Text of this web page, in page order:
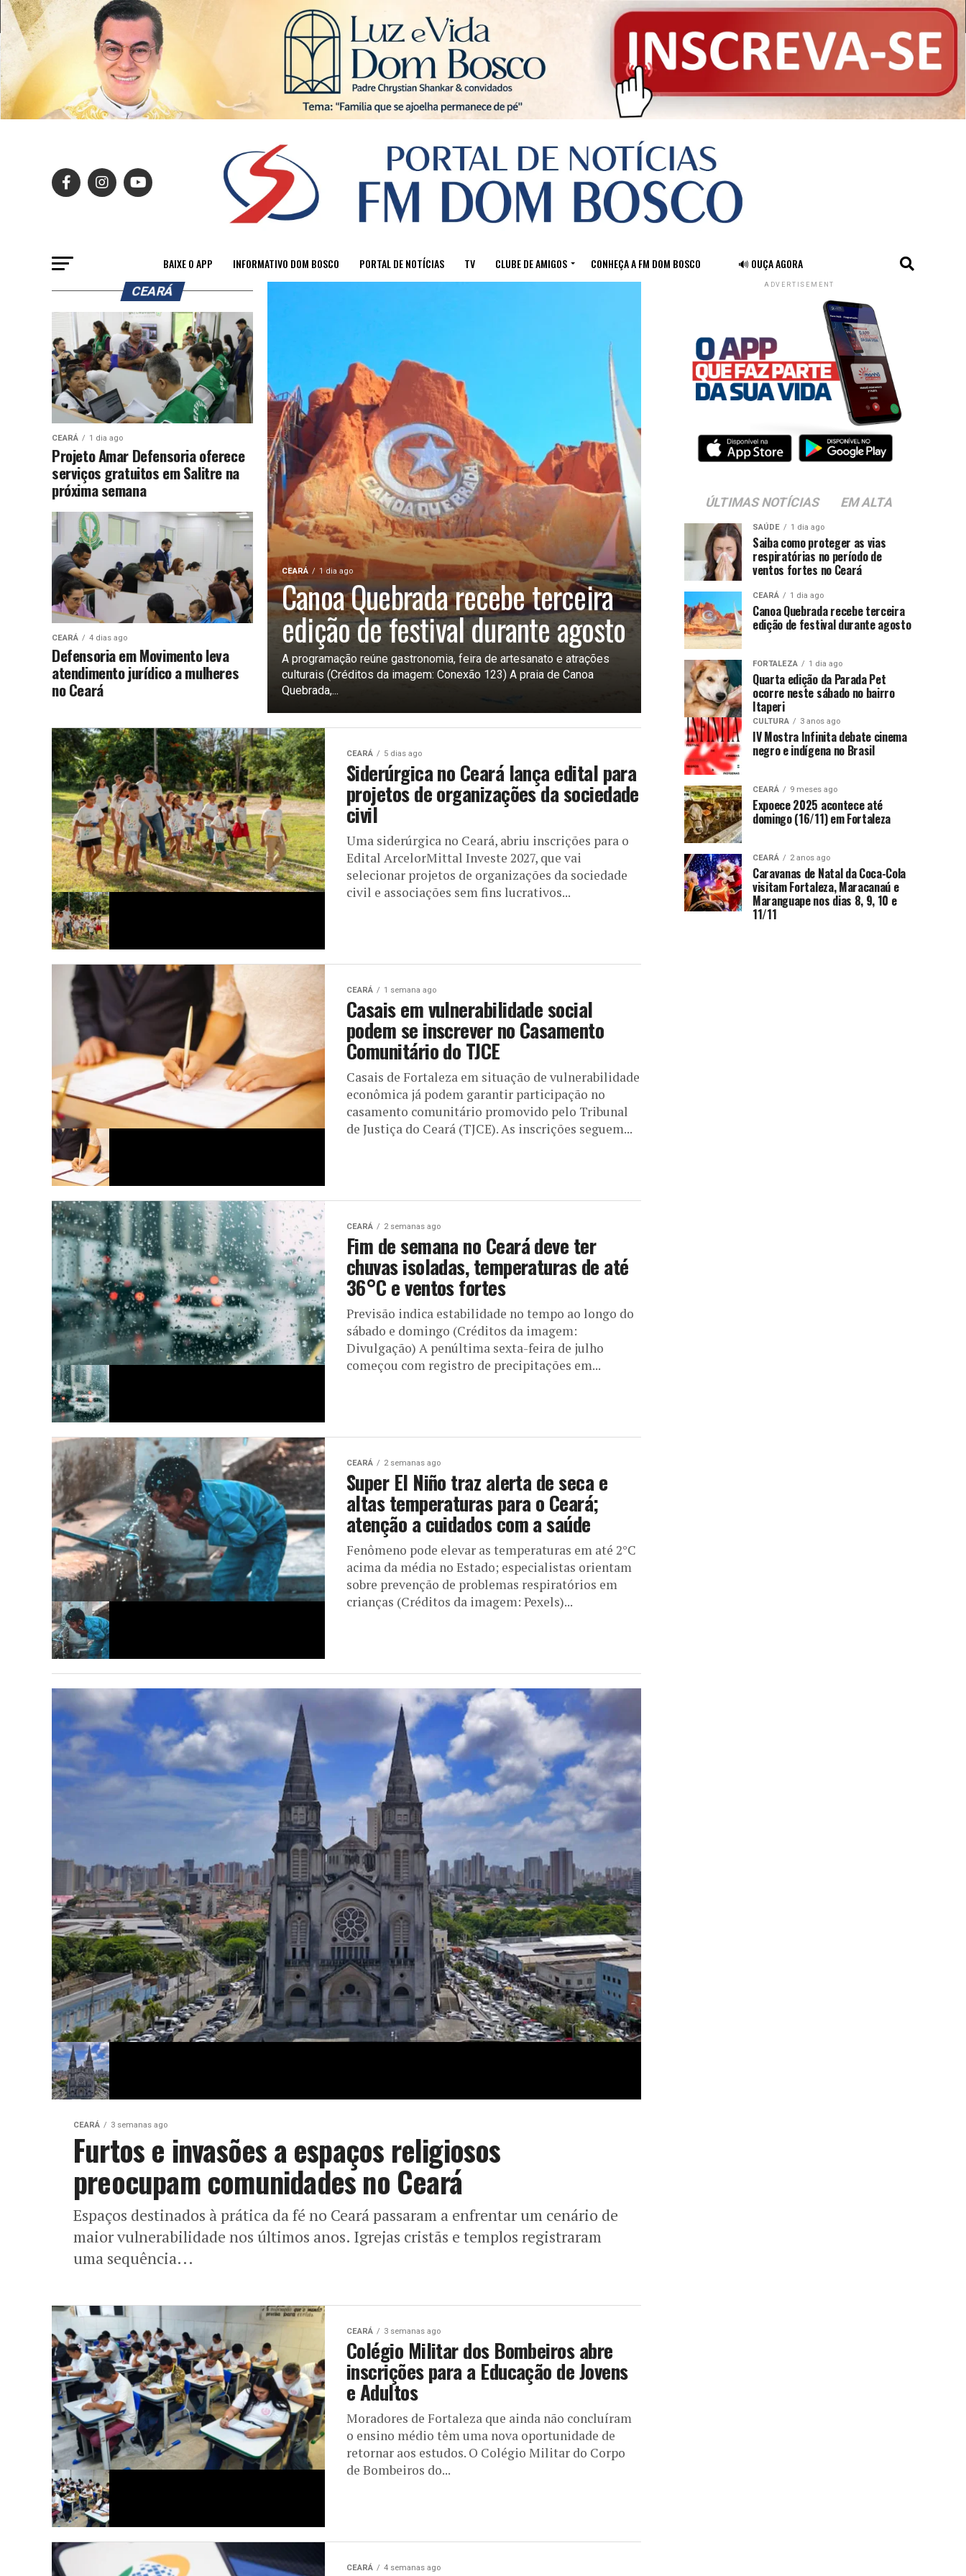
BAIXE O APP INFORMATIVO DOM BOSCO PORTAL DE NOTÍCIAS TV CLUBE DE AMIGOS CONHEÇA A FM DOM BOSCO 🔊 OUÇA AGORA
CEARÁ 1 dia ago
Canoa Quebrada recebe terceira
edição de festival durante agosto
A programação reúne gastronomia, feira de artesanato e atrações
culturais (Créditos da imagem: Conexão 123) A praia de Canoa
Quebrada,...
CEARÁ
CEARÁ 1 dia ago
Projeto Amar Defensoria oferece
serviços gratuitos em Salitre na
próxima semana
CEARÁ 4 dias ago
Defensoria em Movimento leva
atendimento jurídico a mulheres
no Ceará
CEARÁ 5 dias ago
Siderúrgica no Ceará lança edital para
projetos de organizações da sociedade
civil
Uma siderúrgica no Ceará, abriu inscrições para o
Edital ArcelorMittal Investe 2027, que vai
selecionar projetos de organizações da sociedade
civil e associações sem fins lucrativos...
CEARÁ 1 semana ago
Casais em vulnerabilidade social
podem se inscrever no Casamento
Comunitário do TJCE
Casais de Fortaleza em situação de vulnerabilidade
econômica já podem garantir participação no
casamento comunitário promovido pelo Tribunal
de Justiça do Ceará (TJCE). As inscrições seguem...
CEARÁ 2 semanas ago
Fim de semana no Ceará deve ter
chuvas isoladas, temperaturas de até
36°C e ventos fortes
Previsão indica estabilidade no tempo ao longo do
sábado e domingo (Créditos da imagem:
Divulgação) A penúltima sexta-feira de julho
começou com registro de precipitações em...
CEARÁ 2 semanas ago
Super El Niño traz alerta de seca e
altas temperaturas para o Ceará;
atenção a cuidados com a saúde
Fenômeno pode elevar as temperaturas em até 2°C
acima da média no Estado; especialistas orientam
sobre prevenção de problemas respiratórios em
crianças (Créditos da imagem: Pexels)...
CEARÁ 3 semanas ago
Furtos e invasões a espaços religiosos
preocupam comunidades no Ceará
Espaços destinados à prática da fé no Ceará passaram a enfrentar um cenário de
maior vulnerabilidade nos últimos anos. Igrejas cristãs e templos registraram
uma sequência...
CEARÁ 3 semanas ago
Colégio Militar dos Bombeiros abre
inscrições para a Educação de Jovens
e Adultos
Moradores de Fortaleza que ainda não concluíram
o ensino médio têm uma nova oportunidade de
retornar aos estudos. O Colégio Militar do Corpo
de Bombeiros do...
CEARÁ 4 semanas ago
ADVERTISEMENT
ÚLTIMAS NOTÍCIAS EM ALTA
SAÚDE 1 dia ago
Saiba como proteger as vias
respiratórias no período de
ventos fortes no Ceará
CEARÁ 1 dia ago
Canoa Quebrada recebe terceira
edição de festival durante agosto
FORTALEZA 1 dia ago
Quarta edição da Parada Pet
ocorre neste sábado no bairro
Itaperi
CULTURA 3 anos ago
IV Mostra Infinita debate cinema
negro e indígena no Brasil
CEARÁ 9 meses ago
Expoece 2025 acontece até
domingo (16/11) em Fortaleza
CEARÁ 2 anos ago
Caravanas de Natal da Coca-Cola
visitam Fortaleza, Maracanaú e
Maranguape nos dias 8, 9, 10 e
11/11
Sair da versão mobile